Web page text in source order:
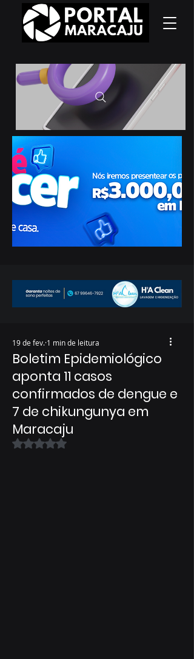
Boletim Epidemiológico
aponta 11 casos
confirmados de dengue e
7 de chikungunya em
Maracaju
19 de fev. 1 min de leitura
Avaliado com NaN de 5 estrelas.